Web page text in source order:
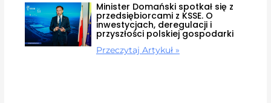
Minister Domański spotkał się z
przedsiębiorcami z KSSE. O
inwestycjach, deregulacji i
przyszłości polskiej gospodarki
Przeczytaj Artykuł »